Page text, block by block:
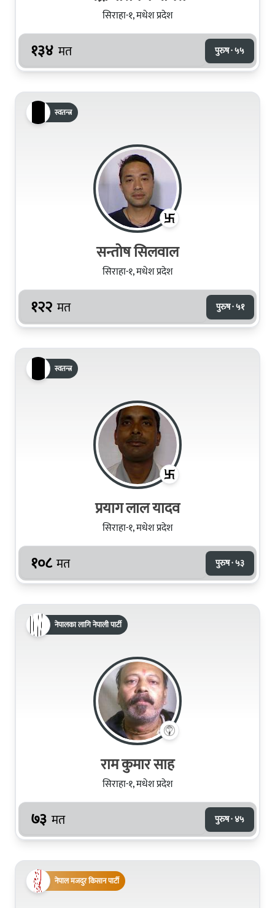
सिराहा-१, मधेश प्रदेश
१३४ मत पुरुष · ५५
स्वतन्त्र
सन्तोष सिलवाल
सिराहा-१, मधेश प्रदेश
१२२ मत पुरुष · ५१
स्वतन्त्र
प्रयाग लाल यादव
सिराहा-१, मधेश प्रदेश
१०८ मत पुरुष · ५३
नेपालका लागि नेपाली पार्टी
राम कुमार साह
सिराहा-१, मधेश प्रदेश
७३ मत पुरुष · ४५
नेपाल मजदुर किसान पार्टी